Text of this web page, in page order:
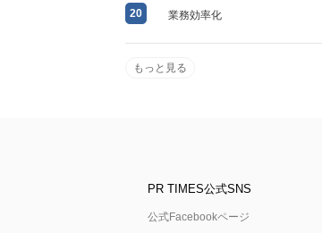
20 業務効率化
もっと見る
PR TIMES公式SNS
公式Facebookページ